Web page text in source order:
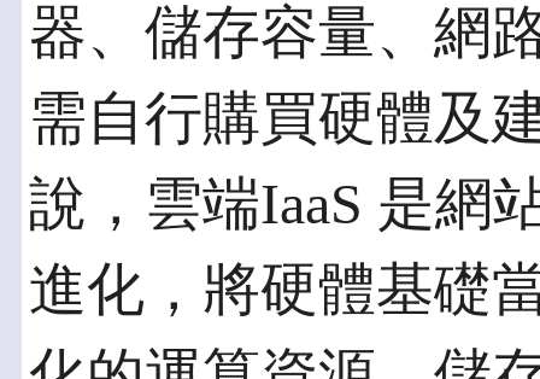
器、儲存容量、網
需自行購買硬體及
說，雲端IaaS 是網
進化，將硬體基礎